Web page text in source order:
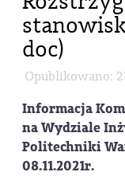
doc)
Opublikowano:
Informacja
na Wydziale
Politechniki
08.11.2021r.